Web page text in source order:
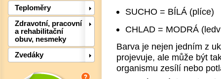
Teploměry
Zdravotní, pracovní
a rehabilitační
obuv, nesmeky
Zvedáky
SUCHO = BÍLÁ (plíce)
CHLAD = MODRÁ
Barva je nejen jedním z
projevuje, ale může být
organismu zesílí nebo